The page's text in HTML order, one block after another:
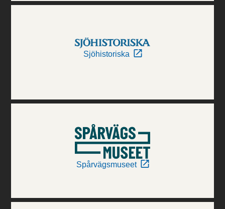
Sjöhistoriska
Spårvägsmuseet